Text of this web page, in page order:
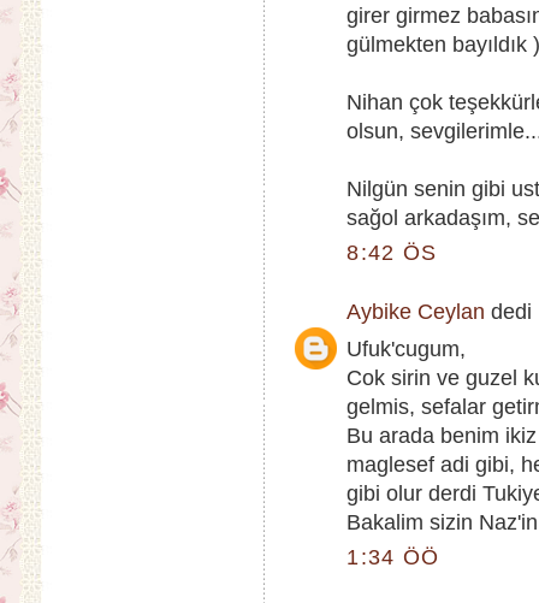
girer girmez
gülmekten bayıldık
Nihan çok
olsun,
Nilgün senin gibi
sağol arkadaşım,
8:42 ÖS
Aybike Ceylan dedi
Ufuk'cugum,
Cok sirin ve guzel
gelmis, sefalar
Bu arada benim
maglesef adi gibi,
gibi olur derdi
Bakalim sizin
1:34 ÖÖ